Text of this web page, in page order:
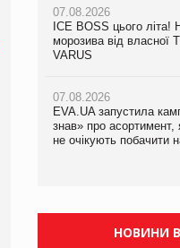
07.08.2026
ICE BOSS цього літа!
морозива від власної
VARUS
07.08.2026
EVA.UA запустила
знав» про асортимент,
не очікують побачити
06.08.2026
Смачна новинка для
VARUS з’явилися
05.08.2026
Мережа супермаркетів
мережу магазинів
компанія
07.08.2026
Франція заборонила
НОВИНИ